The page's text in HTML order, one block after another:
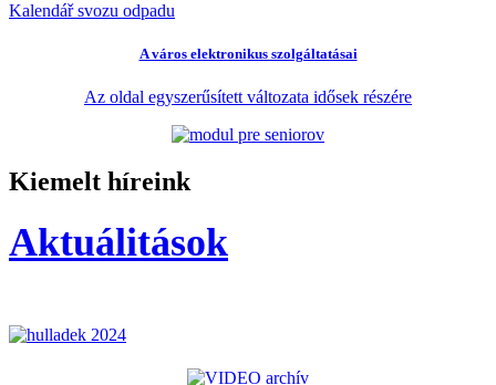
Kalendář svozu odpadu
A város elektronikus szolgáltatásai
Az oldal egyszerűsített változata idősek részére
Kiemelt híreink
Aktuálitások